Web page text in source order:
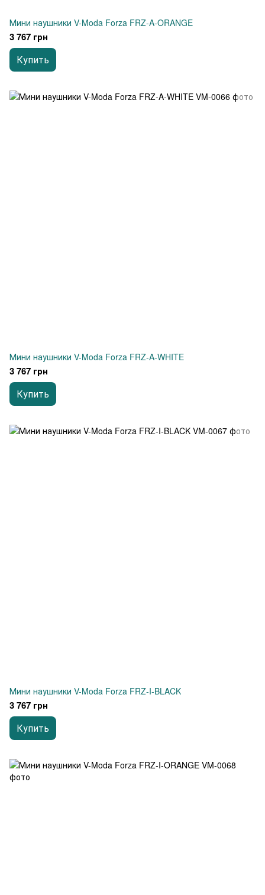
Мини наушники V-Moda Forza FRZ-A-ORANGE
3 767 грн
Купить
Мини наушники V-Moda Forza FRZ-A-WHITE
3 767 грн
Купить
Мини наушники V-Moda Forza FRZ-I-BLACK
3 767 грн
Купить